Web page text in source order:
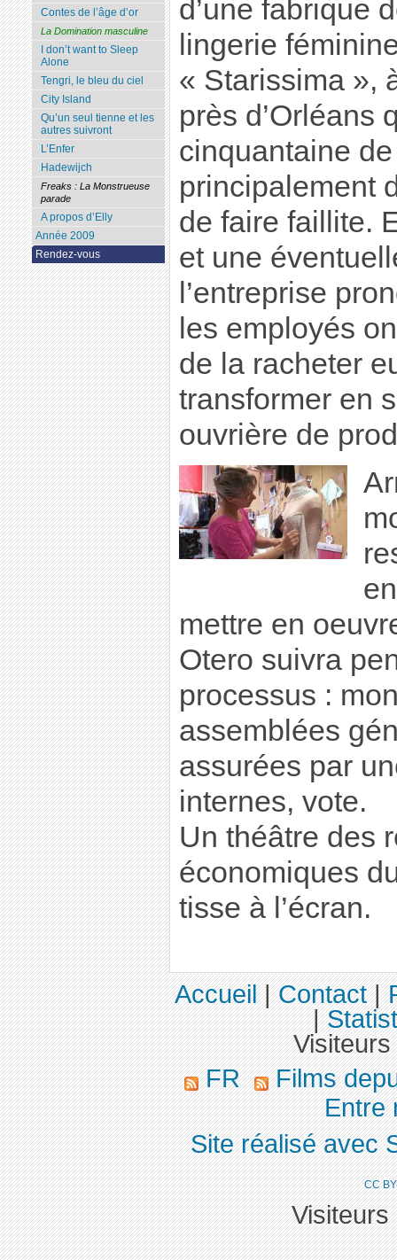
d’une fabrique
lingerie
« Starissima »,
près d’Orléans
cinquantaine
principalement
de faire faillite.
et une
l’entreprise
les employés
de la racheter
transformer en
ouvrière de
mettre en
Otero suivra
processus :
assemblées
assurées par
internes, vote.
Un théâtre des
économiques
tisse à l’écran.
Contes de l’âge d’or
La Domination masculine
I don’t want to Sleep
Alone
Tengri, le bleu du ciel
City Island
Qu’un seul tienne et les
autres suivront
L’Enfer
Hadewijch
Freaks : La Monstrueuse
parade
A propos d’Elly
Année 2009
Rendez-vous
Accueil|Contact|
|
FR
Films
Entre
Site réalisé avec
CC